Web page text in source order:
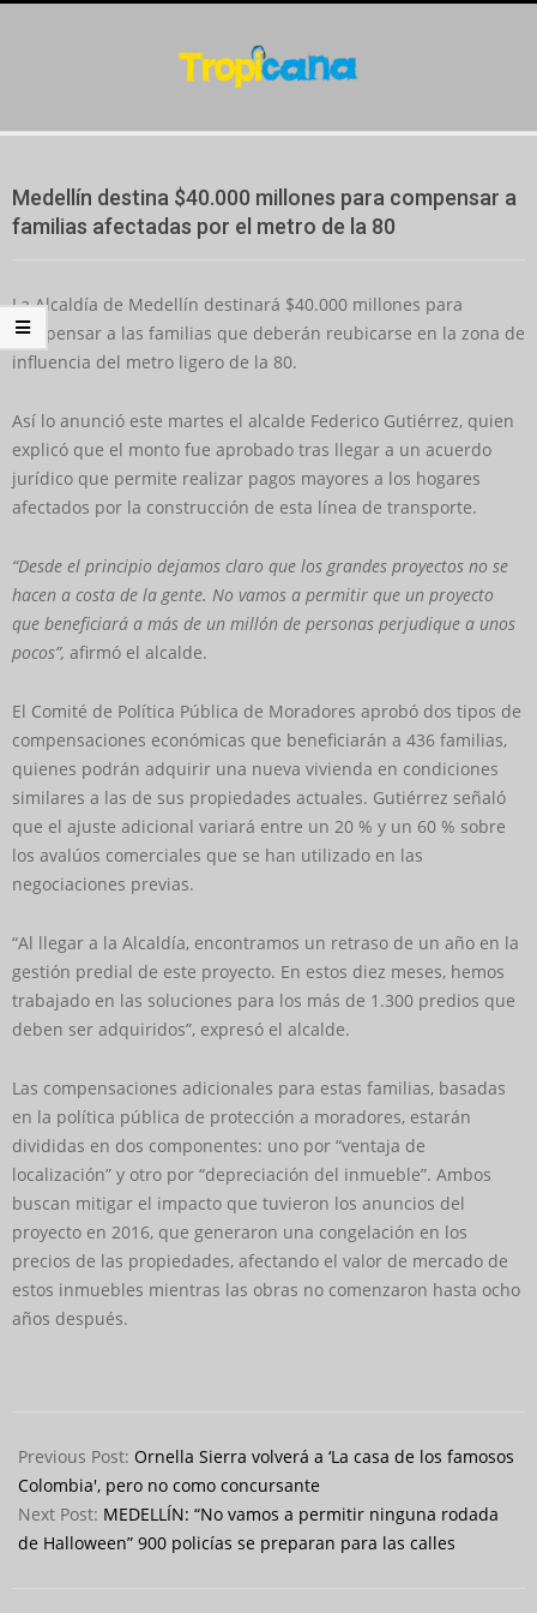
Menu
Medellín destina $40.000 millones para compensar a
familias afectadas por el metro de la 80
La Alcaldía de Medellín destinará $40.000 millones para
compensar a las familias que deberán reubicarse en la zona de
influencia del metro ligero de la 80.
Así lo anunció este martes el alcalde Federico Gutiérrez, quien
explicó que el monto fue aprobado tras llegar a un acuerdo
jurídico que permite realizar pagos mayores a los hogares
afectados por la construcción de esta línea de transporte.
“Desde el principio dejamos claro que los grandes proyectos no se
hacen a costa de la gente. No vamos a permitir que un proyecto
que beneficiará a más de un millón de personas perjudique a unos
pocos”, afirmó el alcalde.
El Comité de Política Pública de Moradores aprobó dos tipos de
compensaciones económicas que beneficiarán a 436 familias,
quienes podrán adquirir una nueva vivienda en condiciones
similares a las de sus propiedades actuales. Gutiérrez señaló
que el ajuste adicional variará entre un 20 % y un 60 % sobre
los avalúos comerciales que se han utilizado en las
negociaciones previas.
“Al llegar a la Alcaldía, encontramos un retraso de un año en la
gestión predial de este proyecto. En estos diez meses, hemos
trabajado en las soluciones para los más de 1.300 predios que
deben ser adquiridos”, expresó el alcalde.
Las compensaciones adicionales para estas familias, basadas
en la política pública de protección a moradores, estarán
divididas en dos componentes: uno por “ventaja de
localización” y otro por “depreciación del inmueble”. Ambos
buscan mitigar el impacto que tuvieron los anuncios del
proyecto en 2016, que generaron una congelación en los
precios de las propiedades, afectando el valor de mercado de
estos inmuebles mientras las obras no comenzaron hasta ocho
años después.
10-
29
Previous Post: Ornella Sierra volverá a ‘La casa de los famosos
Colombia′, pero no como concursante
Next Post: MEDELLÍN: “No vamos a permitir ninguna rodada
de Halloween” 900 policías se preparan para las calles